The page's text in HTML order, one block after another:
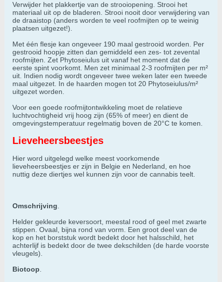
Verwijder het plakkertje van de strooiopening. Strooi het
materiaal uit op de bladeren. Strooi nooit door verwijdering van
de draaistop (anders worden te veel roofmijten op te weinig
plaatsen uitgezet!).
Met één flesje kan ongeveer 190 maal gestrooid worden. Per
gestrooid hoopje zitten dan gemiddeld een zes- tot zevental
roofmijten. Zet Phytoseiulus uit vanaf het moment dat de
eerste spint voorkomt. Men zet minimaal 2-3 roofmijten per m²
uit. Indien nodig wordt ongeveer twee weken later een tweede
maal uitgezet. In de haarden mogen tot 20 Phytoseiulus/m²
uitgezet worden.
Voor een goede roofmijtontwikkeling moet de relatieve
luchtvochtigheid vrij hoog zijn (65% of meer) en dient de
omgevingstemperatuur regelmatig boven de 20°C te komen.
Lieveheersbeestjes
Hier word uitgelegd welke meest voorkomende
lieveheersbeestjes er zijn in Belgie en Nederland, en hoe
nuttig deze diertjes wel kunnen zijn voor de cannabis teelt.
Omschrijving
Helder gekleurde keversoort, meestal rood of geel met zwarte
stippen. Ovaal, bijna rond van vorm. Een groot deel van de
kop en het borststuk wordt bedekt door het halsschild, het
achterlijf is bedekt door de twee dekschilden (de harde voorste
vleugels).
Biotoop